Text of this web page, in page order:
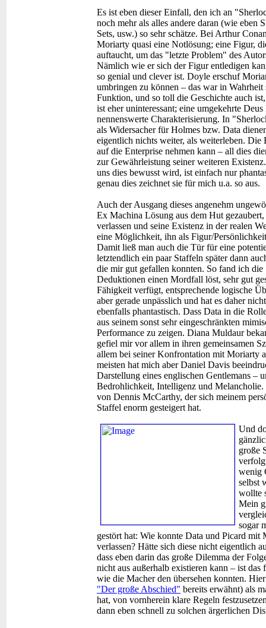
Es ist eben dieser Einfall, den ich an
noch mehr als alles andere daran (wie eben
Sets, usw.) so sehr schätze. Bei Arthur
Moriarty quasi eine Notlösung; eine Figur,
auftaucht, um das "letzte Problem" des
Nämlich wie er sich der Figur entledigen
so genial und clever ist. Doyle erschuf
umbringen zu können – das war in Wahrheit
Funktion, und so toll die Geschichte auch
ist eher uninteressant; eine umgekehrte
nennenswerte Charakterisierung. In
als Widersacher für Holmes bzw. Data
eigentlich nichts weiter, als weiterleben.
auf die Enterprise nehmen kann – all dies
zur Gewährleistung seiner weiteren
uns dies bewusst wird, ist einfach nur
genau dies zeichnet sie für mich u.a. so aus.
Auch der Ausgang dieses angenehm
Ex Machina Lösung aus dem Hut
verlassen und seine Existenz in der realen
eine Möglichkeit, ihn als Figur/
Damit ließ man auch die Tür für eine
letztendlich ein paar Staffeln später dann
die mir gut gefallen konnten. So fand ich
Deduktionen einen Mordfall löst, sehr gut
Fähigkeit verfügt, entsprechende logische
aber gerade unpässlich und hat es daher
ebenfalls phantastisch. Dass Data in die
aus seinem sonst sehr eingeschränkten
Performance zu zeigen. Diana Muldaur
gefiel mir vor allem in ihren gemeinsamen
allem bei seiner Konfrontation mit Moriarty
meisten hat mich aber Daniel Davis
Darstellung eines englischen Gentlemans –
Bedrohlichkeit, Intelligenz und Melancholie.
von Dennis McCarthy, der sich meinem
Staffel enorm gesteigert hat.
Und
große
wenig
selbst
wollte
Mein
sogar
gestört hat: Wie konnte Data und Picard
verlassen? Hätte sich diese nicht eigentlich
dass eben darin das große Dilemma der
nicht aus außerhalb existieren kann – ist
wie die Macher den übersehen konnten.
"Der große Abschied" bereits erwähnt) als
hat, von vornherein klare Regeln
dann eben schnell zu solchen ärgerlichen